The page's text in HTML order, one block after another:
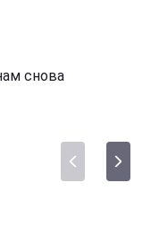
снова